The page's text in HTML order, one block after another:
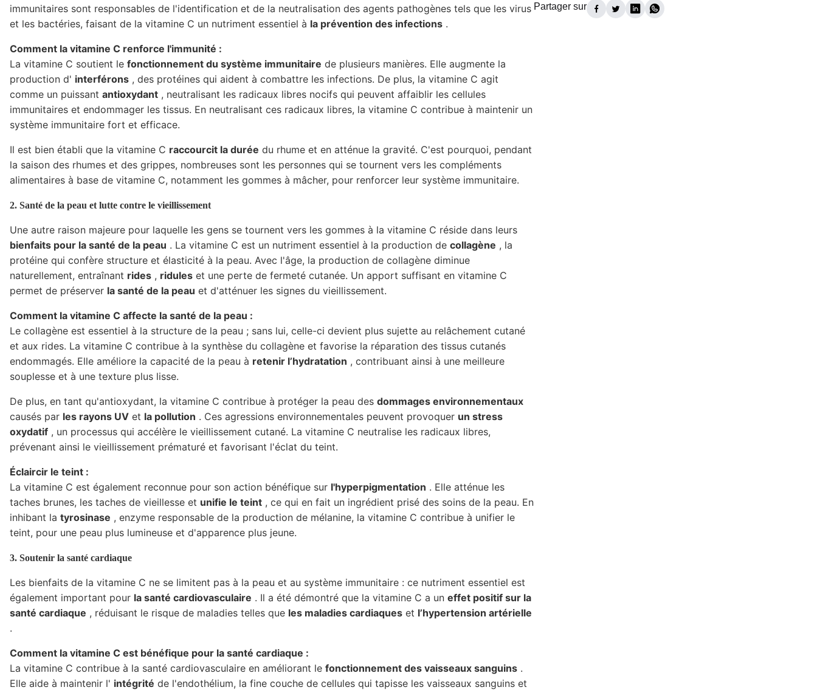
immunitaires sont responsables de l'identification et de la neutralisation des agents pathogènes tels que les virus
et les bactéries, faisant de la vitamine C un nutriment essentiel à la prévention des infections .
Comment la vitamine C renforce l'immunité :
La vitamine C soutient le fonctionnement du système immunitaire de plusieurs manières. Elle augmente la
production d' interférons , des protéines qui aident à combattre les infections. De plus, la vitamine C agit
comme un puissant antioxydant , neutralisant les radicaux libres nocifs qui peuvent affaiblir les cellules
immunitaires et endommager les tissus. En neutralisant ces radicaux libres, la vitamine C contribue à maintenir un
système immunitaire fort et efficace.
Il est bien établi que la vitamine C raccourcit la durée du rhume et en atténue la gravité. C'est pourquoi, pendant
la saison des rhumes et des grippes, nombreuses sont les personnes qui se tournent vers les compléments
alimentaires à base de vitamine C, notamment les gommes à mâcher, pour renforcer leur système immunitaire.
2. Santé de la peau et lutte contre le vieillissement
Une autre raison majeure pour laquelle les gens se tournent vers les gommes à la vitamine C réside dans leurs
bienfaits pour la santé de la peau . La vitamine C est un nutriment essentiel à la production de collagène , la
protéine qui confère structure et élasticité à la peau. Avec l'âge, la production de collagène diminue
naturellement, entraînant rides , ridules et une perte de fermeté cutanée. Un apport suffisant en vitamine C
permet de préserver la santé de la peau et d'atténuer les signes du vieillissement.
Comment la vitamine C affecte la santé de la peau :
Le collagène est essentiel à la structure de la peau ; sans lui, celle-ci devient plus sujette au relâchement cutané
et aux rides. La vitamine C contribue à la synthèse du collagène et favorise la réparation des tissus cutanés
endommagés. Elle améliore la capacité de la peau à retenir l’hydratation , contribuant ainsi à une meilleure
souplesse et à une texture plus lisse.
De plus, en tant qu'antioxydant, la vitamine C contribue à protéger la peau des dommages environnementaux
causés par les rayons UV et la pollution . Ces agressions environnementales peuvent provoquer un stress
oxydatif , un processus qui accélère le vieillissement cutané. La vitamine C neutralise les radicaux libres,
prévenant ainsi le vieillissement prématuré et favorisant l'éclat du teint.
Éclaircir le teint :
La vitamine C est également reconnue pour son action bénéfique sur l'hyperpigmentation . Elle atténue les
taches brunes, les taches de vieillesse et unifie le teint , ce qui en fait un ingrédient prisé des soins de la peau. En
inhibant la tyrosinase , enzyme responsable de la production de mélanine, la vitamine C contribue à unifier le
teint, pour une peau plus lumineuse et d'apparence plus jeune.
3. Soutenir la santé cardiaque
Les bienfaits de la vitamine C ne se limitent pas à la peau et au système immunitaire : ce nutriment essentiel est
également important pour la santé cardiovasculaire . Il a été démontré que la vitamine C a un effet positif sur la
santé cardiaque , réduisant le risque de maladies telles que les maladies cardiaques et l’hypertension artérielle
.
Comment la vitamine C est bénéfique pour la santé cardiaque :
La vitamine C contribue à la santé cardiovasculaire en améliorant le fonctionnement des vaisseaux sanguins .
Elle aide à maintenir l' intégrité de l'endothélium, la fine couche de cellules qui tapisse les vaisseaux sanguins et
Partager sur